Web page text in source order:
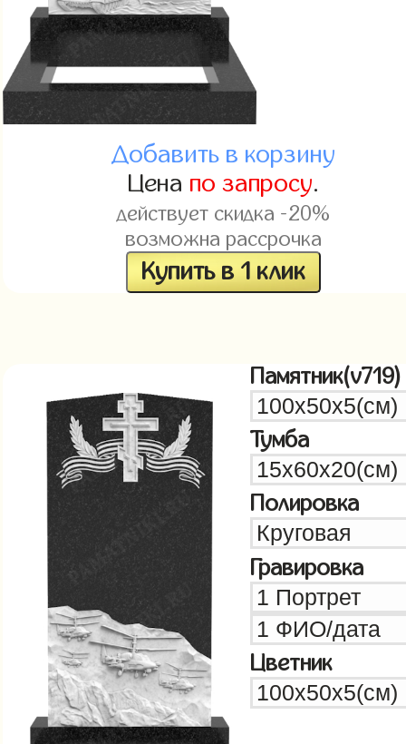
Добавить в корзину
Цена по запросу.
действует скидка -20%
возможна рассрочка
Купить в 1 клик
Памятник(v719)
Тумба
Полировка
Гравировка
Цветник